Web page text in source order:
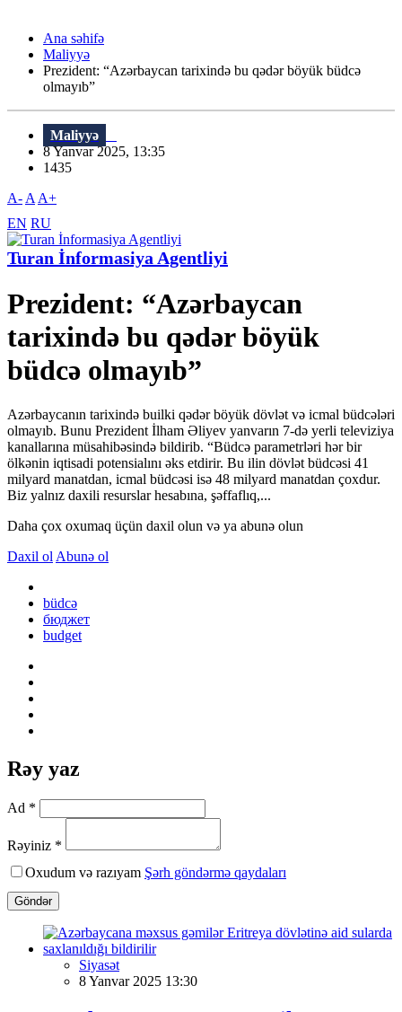
Ana səhifə
Maliyyə
Prezident: “Azərbaycan tarixində bu qədər böyük büdcə
olmayıb”
Maliyyə
8 Yanvar 2025, 13:35
1435
A- A A+
EN RU
Turan İnformasiya Agentliyi
Prezident: “Azərbaycan
tarixində bu qədər böyük
büdcə olmayıb”
Azərbaycanın tarixində builki qədər böyük dövlət və icmal büdcələri
olmayıb. Bunu Prezident İlham Əliyev yanvarın 7-də yerli televiziya
kanallarına müsahibəsində bildirib. “Büdcə parametrləri hər bir
ölkənin iqtisadi potensialını əks etdirir. Bu ilin dövlət büdcəsi 41
milyard manatdan, icmal büdcəsi isə 48 milyard manatdan çoxdur.
Biz yalnız daxili resurslar hesabına, şəffaflıq,...
Daha çox oxumaq üçün daxil olun və ya abunə olun
Daxil ol Abunə ol
büdcə
бюджет
budget
Rəy yaz
Ad *
Rəyiniz *
Oxudum və razıyam Şərh göndərmə qaydaları
Göndər
Siyasət
8 Yanvar 2025 13:30